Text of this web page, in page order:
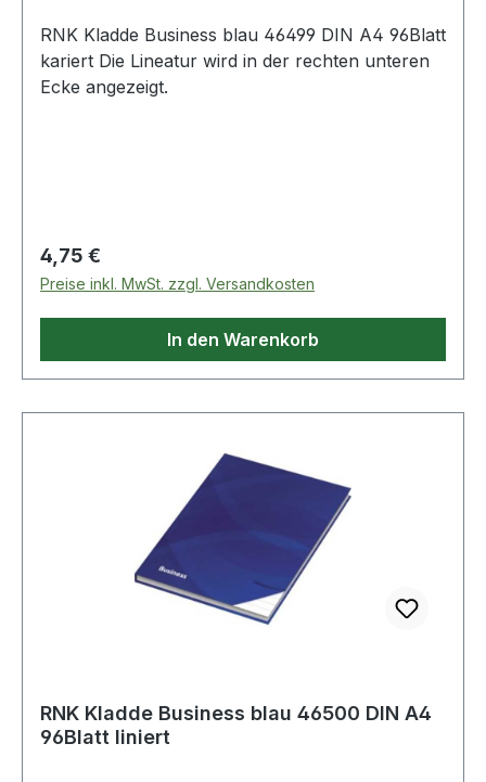
RNK Kladde Business blau 46499 DIN A4 96Blatt
kariert Die Lineatur wird in der rechten unteren
Ecke angezeigt.
Regulärer Preis:
4,75 €
Preise inkl. MwSt. zzgl. Versandkosten
In den Warenkorb
RNK Kladde Business blau 46500 DIN A4
96Blatt liniert